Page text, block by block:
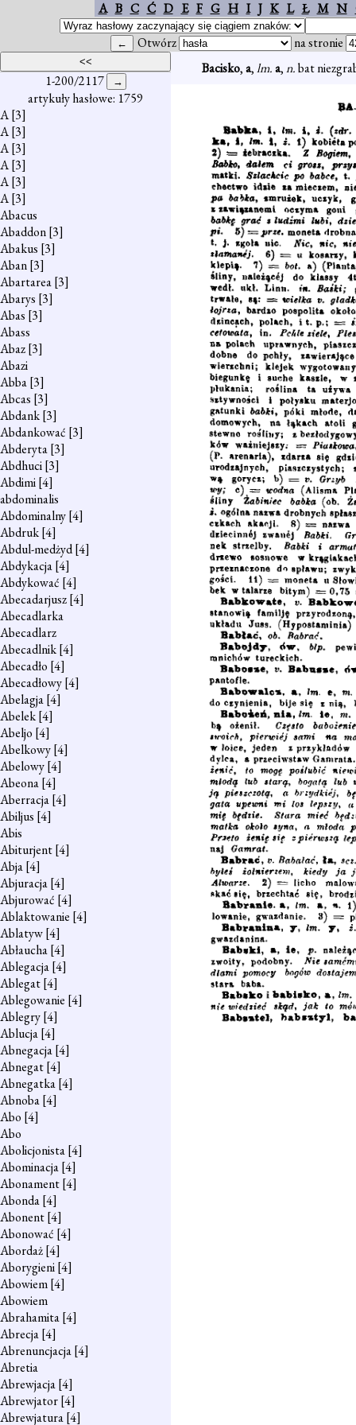
A B C Ć D E F G H I J K L Ł M N
Otwórz na stronie
1-200/2117
artykuły hasłowe: 1759
A[3]
A[3]
A[3]
A[3]
A[3]
A[3]
Abacus
Abaddon[3]
Abakus [3]
Aban[3]
Abartarea[3]
Abarys [3]
Abas [3]
Abass
Abaz[3]
Abazi
Abba[3]
Abcas [3]
Abdank[3]
Abdankować [3]
Abderyta[3]
Abdhuci[3]
Abdimi[4]
abdominalis
Abdominalny[4]
Abdruk[4]
Abdul-medżyd[4]
Abdykacja[4]
Abdykować [4]
Abecadarjusz[4]
Abecadlarka
Abecadlarz
Abecadlnik[4]
Abecadło [4]
Abecadłowy[4]
Abelagja[4]
Abelek[4]
Abeljo [4]
Abelkowy[4]
Abelowy[4]
Abeona[4]
Aberracja[4]
Abiljus [4]
Abis
Abiturjent[4]
Abja[4]
Abjuracja[4]
Abjurować [4]
Ablaktowanie [4]
Ablatyw[4]
Abłaucha[4]
Ablegacja[4]
Ablegat[4]
Ablegowanie [4]
Ablegry[4]
Ablucja[4]
Abnegacja[4]
Abnegat[4]
Abnegatka[4]
Abnoba[4]
Abo [4]
Abo
Abolicjonista[4]
Abominacja[4]
Abonament[4]
Abonda[4]
Abonent[4]
Abonować [4]
Abordaż[4]
Aborygieni[4]
Abowiem[4]
Abowiem
Abrahamita[4]
Abrecja[4]
Abrenuncjacja[4]
Abretia
Abrewjacja[4]
Abrewjator[4]
Abrewjatura[4]
Bacisko,a,lm.a,n.bat